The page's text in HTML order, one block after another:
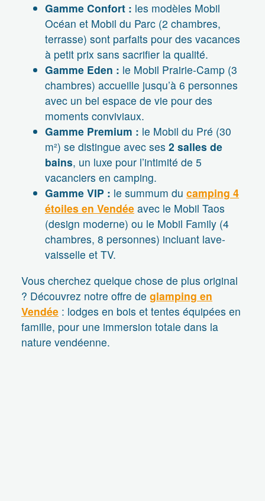
Gamme Confort : les modèles Mobil
Océan et Mobil du Parc (2 chambres,
terrasse) sont parfaits pour des vacances
à petit prix sans sacrifier la qualité.
Gamme Eden : le Mobil Prairie-Camp (3
chambres) accueille jusqu’à 6 personnes
avec un bel espace de vie pour des
moments conviviaux.
Gamme Premium : le Mobil du Pré (30
m²) se distingue avec ses 2 salles de
bains, un luxe pour l’intimité de 5
vacanciers en camping.
Gamme VIP : le summum du camping 4
étoiles en Vendée avec le Mobil Taos
(design moderne) ou le Mobil Family (4
chambres, 8 personnes) incluant lave-
vaisselle et TV.
Vous cherchez quelque chose de plus original
? Découvrez notre offre de glamping en
Vendée : lodges en bois et tentes équipées en
famille, pour une immersion totale dans la
nature vendéenne.